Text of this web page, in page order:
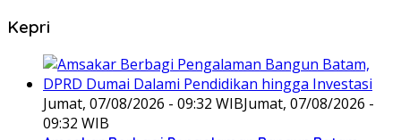
Kepri
Jumat, 07/08/2026 - 09:32 WIBJumat, 07/08/2026 -
09:32 WIB